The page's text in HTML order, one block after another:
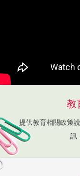
教
提供教育相關政策
訊